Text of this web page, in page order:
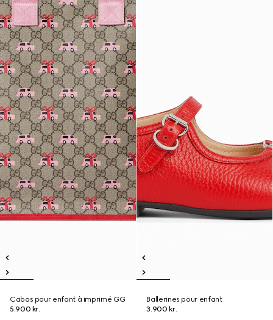
Cabas pour enfant à imprimé GG
5.900 kr.
Ballerines pour enfant
3.900 kr.